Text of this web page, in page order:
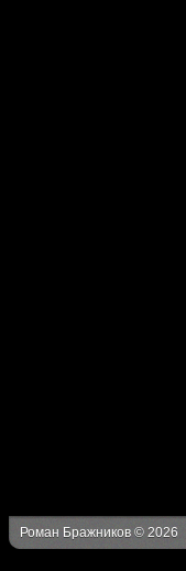
Роман Бражников © 2026